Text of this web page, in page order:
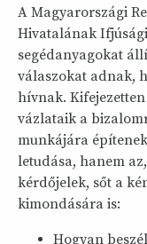
A Magyarországi
Hivatalának
segédanyagokat
válaszokat adnak,
hívnak.
vázlataik a
munkájára
letudása, hanem
kérdőjelek, sőt a
kimondására is:
Hogyan